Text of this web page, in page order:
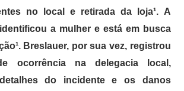
no local e retirada da loja¹. A
a mulher e está em busca
Breslauer, por sua vez, registrou
ocorrência na delegacia local,
do incidente e os danos